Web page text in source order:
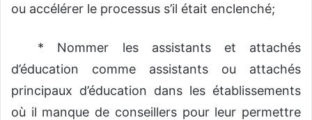
ou accélérer le processus s’il était enclenché;
* Nommer les assistants et attachés
d’éducation comme assistants ou attachés
principaux d’éducation dans les établissements
où il manque de conseillers pour leur permettre